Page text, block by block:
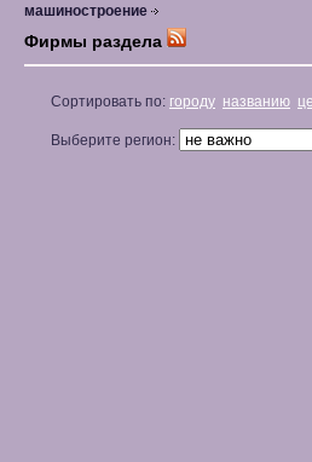
машиностроение
Фирмы раздела
Сортировать по: городу названию
Выберите регион: